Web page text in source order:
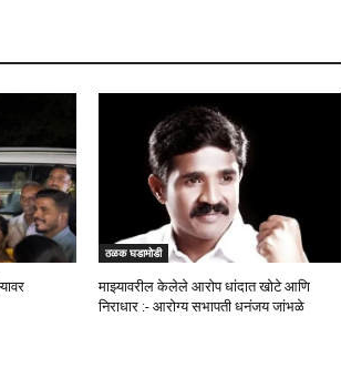
ठळक घडामोडी
माझ्यावरील केलेले आरोप धांदात खोटे आणि
निराधार :- आरोग्य सभापती धनंजय जांभळे